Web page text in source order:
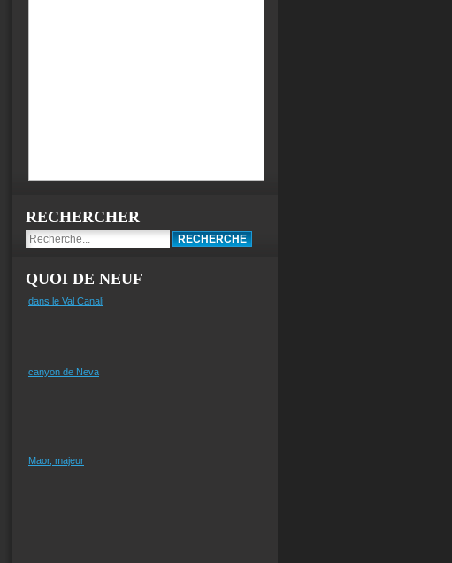
RECHERCHER
QUOI DE NEUF
dans le Val Canali
canyon de Neva
Maor, majeur